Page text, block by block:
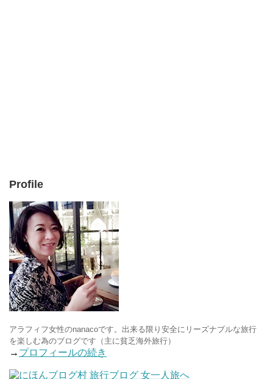
Profile
アラフィフ女性のnanacoです。出来る限り安全にリーズナブルな旅行
を楽しむ為のブログです（主に貧乏海外旅行）
→ プロフィールの続き